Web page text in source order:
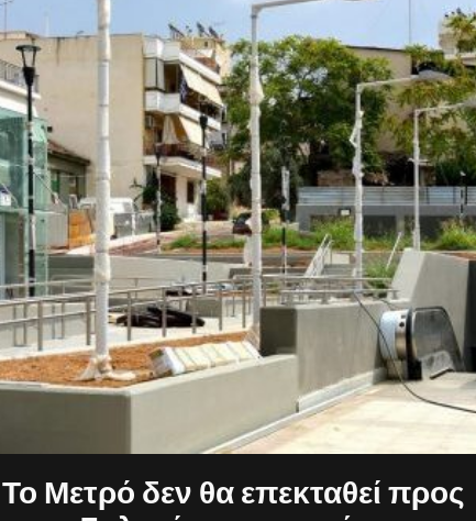
Μετρό δεν θα επεκταθεί προς